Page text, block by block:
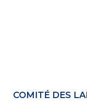
COMITÉ DES